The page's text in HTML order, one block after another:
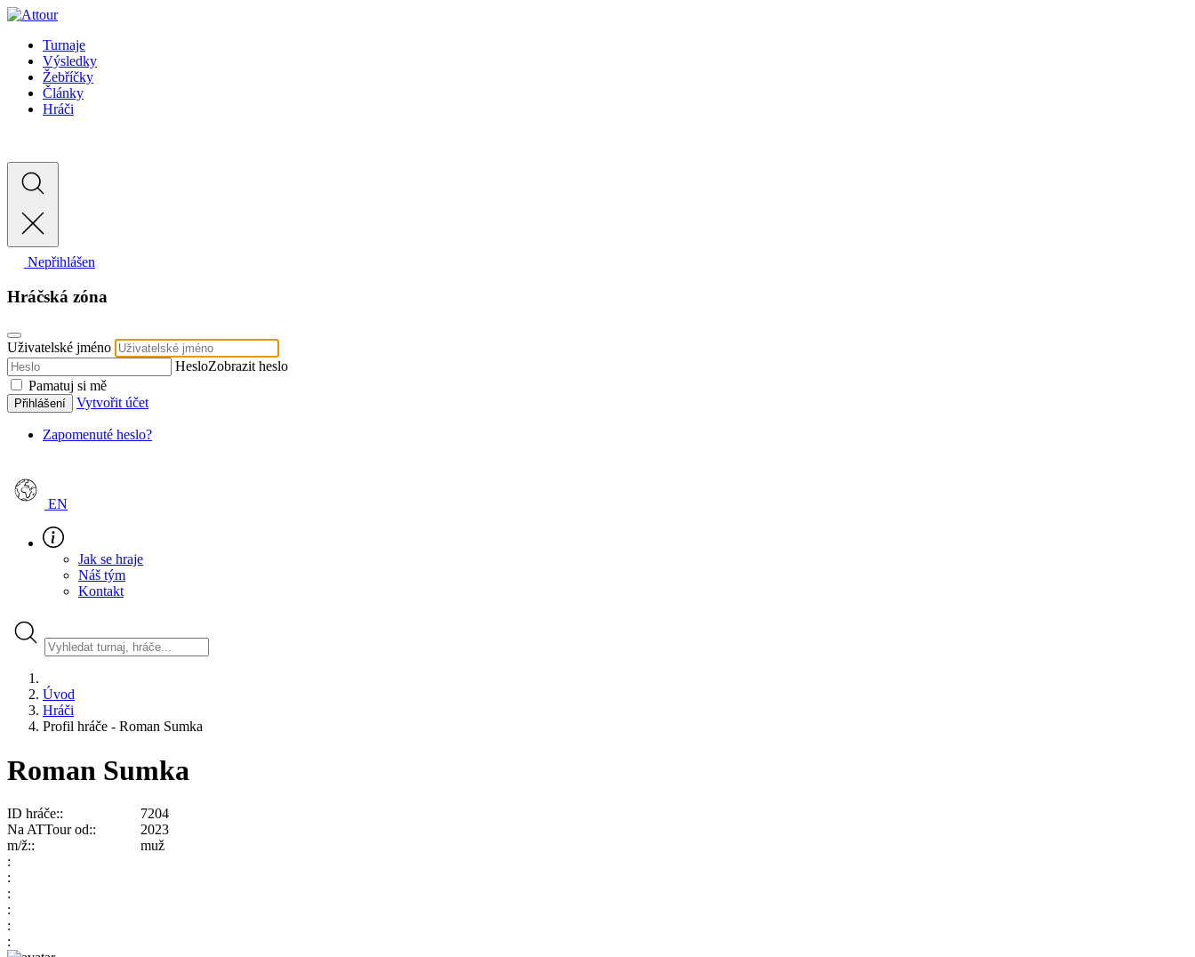
Turnaje
Výsledky
Žebříčky
Články
Hráči
Nepřihlášen
Hráčská zóna
Uživatelské jméno
HesloZobrazit heslo
Pamatuj si mě
Přihlášení Vytvořit účet
Zapomenuté heslo?
EN
Jak se hraje
Náš tým
Kontakt
Úvod
Hráči
Profil hráče - Roman Sumka
Roman Sumka
ID hráče:
7204
Na ATTour od:
2023
m/ž:
muž